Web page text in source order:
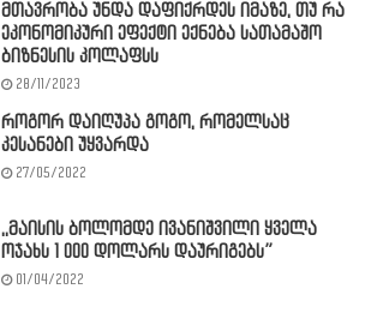
მთავრობა უნდა დაფიქრდეს იმაზე, თუ რა
ეკონომიკური ეფექტი ექნება სათამაშო
ბიზნესის კოლაფსს
28/11/2023
როგორ დაიღუპა გოგო, რომელსაც
კესანები უყვარდა
27/05/2022
,,მაისის ბოლომდე ივანიშვილი ყველა
ოჯახს 1 000 დოლარს დაურიგებს”
01/04/2022